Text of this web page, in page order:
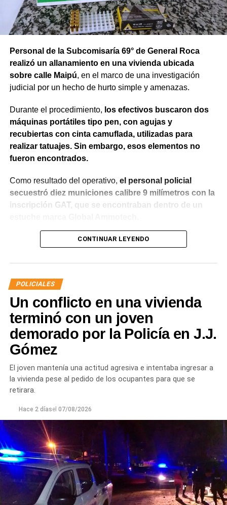
Personal de la Subcomisaría 69° de General Roca
realizó un allanamiento en una vivienda ubicada
sobre calle Maipú, en el marco de una investigación
judicial por un hecho de hurto simple y amenazas.
Durante el procedimiento, los efectivos buscaron dos
máquinas portátiles tipo pen, con agujas y
recubiertas con cinta camuflada, utilizadas para
realizar tatuajes. Sin embargo, esos elementos no
fueron encontrados.
Como resultado del operativo, el personal policial
secuestró diez municiones calibre 9 milímetros con la
inscripción GAT, que se encontraban dentro de un
Tras el hallazgo, se dio intervención a la Fiscalía N° 6,
calidad de secuestro y queden a disposición de la
CONTINUAR LEYENDO
POLICIALES
Un conflicto en una vivienda
terminó con un joven
demorado por la Policía en J.J.
Gómez
El joven mantenía una actitud agresiva e intentaba ingresar a
la vivienda pese al pedido de los ocupantes para que se
retirara.
Hace 2 díasel 07/08/2026